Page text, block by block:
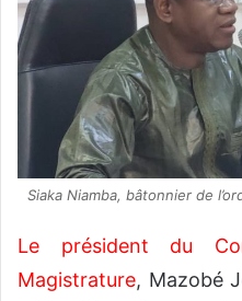
Siaka Niamba, bâtonnier de
Le président du
Magistrature, Mazobé